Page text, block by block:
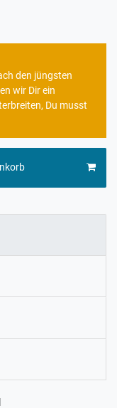
den jüngsten
wir Dir ein
Du musst